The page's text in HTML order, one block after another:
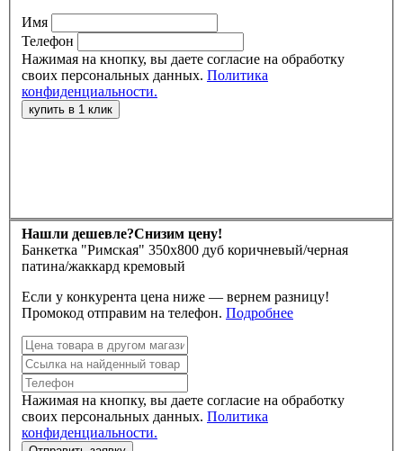
Имя
Телефон
Нажимая на кнопку, вы даете согласие на обработку
своих персональных данных. Политика
конфиденциальности.
Нашли дешевле?Снизим цену!
Банкетка "Римская" 350х800 дуб коричневый/черная
патина/жаккард кремовый
Если у конкурента цена ниже — вернем разницу!
Промокод отправим на телефон. Подробнее
Нажимая на кнопку, вы даете согласие на обработку
своих персональных данных. Политика
конфиденциальности.